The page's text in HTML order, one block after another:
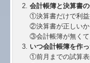
会計帳簿と決算書
①決算書だけで利益
②決算書が正しいか
③会計帳簿が無くて
いつ会計帳簿を作
①前月までの試算表